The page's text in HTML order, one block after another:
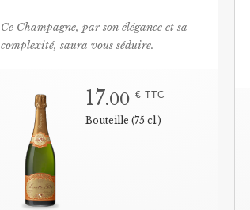
Ce Champagne, par son élégance et sa
complexité, saura vous séduire.
17.00 € TTC
Bouteille (75 cl.)